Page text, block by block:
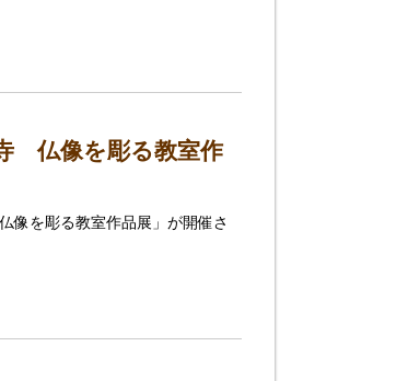
仏像を彫る教室作
像を彫る教室作品展」が開催さ